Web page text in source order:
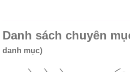
Danh sách chuyên
danh mục)